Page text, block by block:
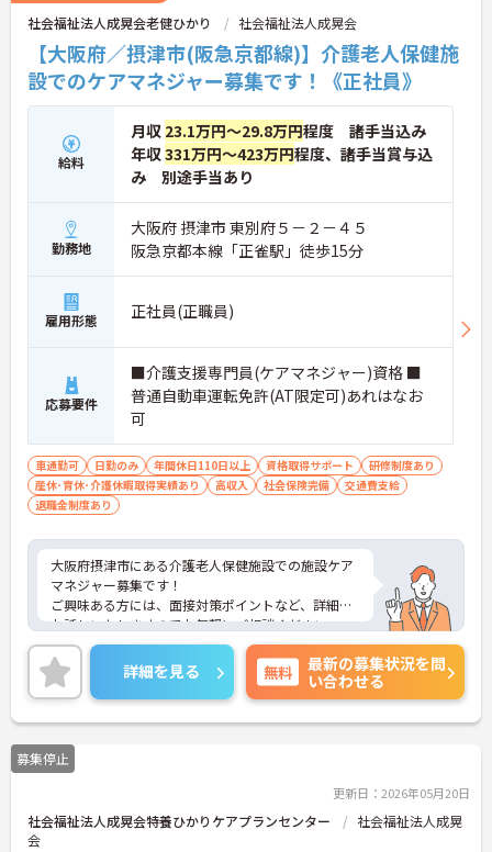
社会福祉法人成晃会老健ひかり 社会福祉法人成晃会
【大阪府／摂津市(阪急京都線)】介護老人保健施
設でのケアマネジャー募集です！《正社員》
給料
月収 23.1万円～29.8万円程度 諸手当込み
年収331万円～423万円程度、諸手当賞与込
み 別途手当あり
勤務地
大阪府 摂津市 東別府５－２－４５
阪急京都本線「正雀駅」徒歩15分
雇用形態 正社員(正職員)
応募要件
■介護支援専門員(ケアマネジャー)資格 ■
普通自動車運転免許(AT限定可)あれはなお
可
車通勤可 日勤のみ 年間休日110日以上 資格取得サポート
研修制度あり
産休･育休･介護休暇取得実績あり
高収入 社会保険完備
交通費支給
退職金制度あり
大阪府摂津市にある介護老人保健施設での施設ケア
マネジャー募集です！
ご興味ある方には、面接対策ポイントなど、詳細を
お話しいたしますのでお気軽にご相談ください。
詳細を見る 無料
最新の募集状況を問
い合わせる
募集停止
更新日：2026年05月20日
社会福祉法人成晃会特養ひかりケアプランセンター
社会福祉法人成晃
会